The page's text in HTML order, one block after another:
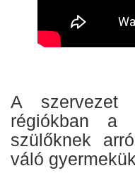
A szervezet
régiókban a
szülőknek
váló